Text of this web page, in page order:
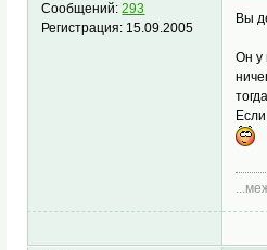
Сообщений:293
Регистрация: 15.09.2005
Вы
Он у